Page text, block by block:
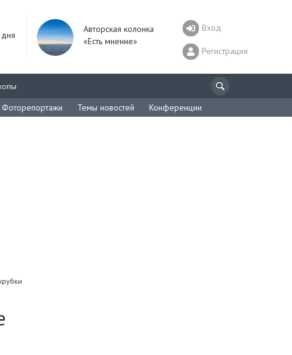
Авторская колонка
«Есть мнение»
Вход
Регистрация
Фоторепортажи Темы новостей Конференции